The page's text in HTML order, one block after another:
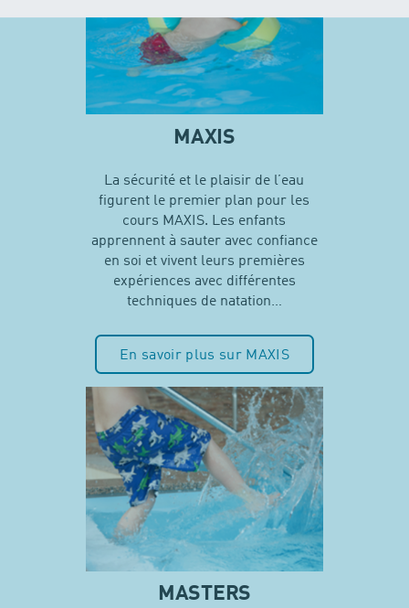
MAXIS
La sécurité et le plaisir de l’eau
figurent le premier plan pour les
cours MAXIS. Les enfants
apprennent à sauter avec confiance
en soi et vivent leurs premières
expériences avec différentes
techniques de natation…
En savoir plus sur MAXIS
MASTERS